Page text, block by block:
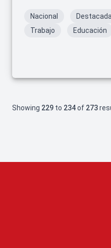
Nacional Destacada
Trabajo
Educación
Showing 229 to 234of 273